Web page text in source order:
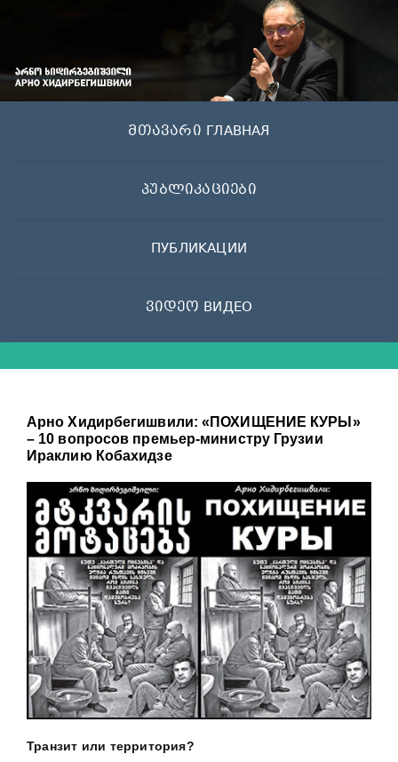
მთავარი ГЛАВНАЯ
პუბლიკაციები
ПУБЛИКАЦИИ
ვიდეო ВИДЕО
Арно Хидирбегишвили: «ПОХИЩЕНИЕ КУРЫ»
– 10 вопросов премьер-министру Грузии
Ираклию Кобахидзе
Транзит или территория?